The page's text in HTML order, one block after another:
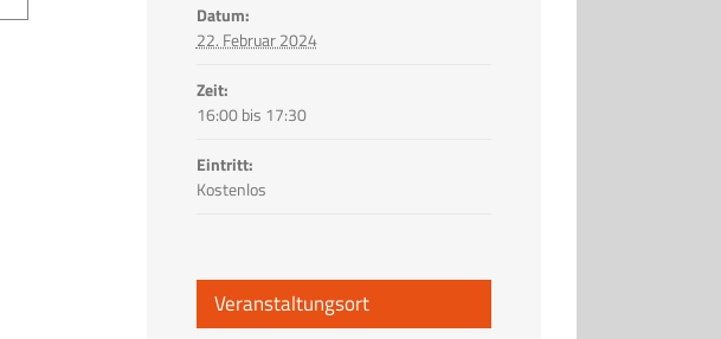
Datum:
22. Februar 2024
Zeit:
16:00 bis 17:30
Eintritt:
Kostenlos
Veranstaltungsort